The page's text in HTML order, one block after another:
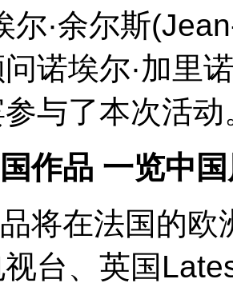
尔·余尔斯
诺埃尔·加里
与了本次活动
作品 一览中
将在法国的
台、英国